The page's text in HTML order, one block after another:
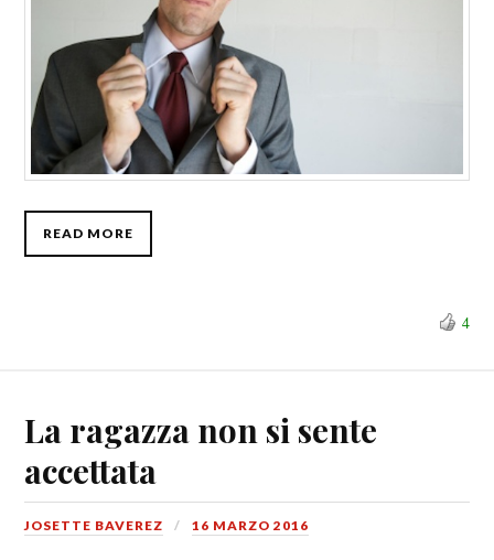
READ MORE
4
La ragazza non si sente
accettata
JOSETTE BAVEREZ 16 MARZO 2016